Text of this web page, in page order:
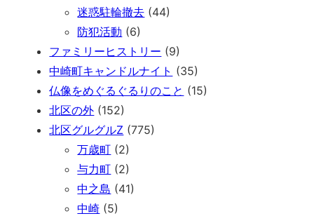
迷惑駐輪撤去 (44)
防犯活動 (6)
ファミリーヒストリー (9)
中崎町キャンドルナイト (35)
仏像をめぐるぐるりのこと (15)
北区の外 (152)
北区グルグルZ (775)
万歳町 (2)
与力町 (2)
中之島 (41)
中崎 (5)